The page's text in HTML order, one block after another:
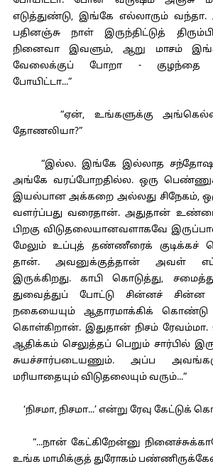
எடுத்துண்டு, இங்கே எல்லாரும்
பதினஞ்சு நாள் இருந்திட்டுத்
நினைவா இவளும், ஆறு மாசம்
வேலைக்குப் போறா - குழந்தை
போயிட்டா...”
“ஏன், உங்களுக்கு
தோணலியா?”
“இல்ல. இங்கே இல்லாத சந்தோஷம்
அங்கே வரப்போறதில்ல. ஒரு
இயல்பான அக்கறை அல்லது சிநேகம்,
வளர்ப்பது வரைதான். அதுதான்
பிறகு விடுதலையானவளாகவே
மேலும் உப்புத் தண்ணீரைக் குடிக்கச்
தான். அவனுக்குத்தான் அவள்
இருக்கிறது. காபி கொடுத்து,
துவைத்துப் போட்டு சின்னச் சின்ன
நகையையும் ஆதாரமாக்கிக்
கொள்கிறான். இதுதான் நிசம்
ஆதிக்கம் செலுத்தப் பெறும் சார்பில்
சுயச்சார்படையணும். அப்ப
மரியாதையும் விடுதலையும் வரும்...”
‘நிசமா, நிசமா...’ என்று ரேவு கேட்டுக்
“...நான் கேட்கிறேன்னு
உங்க மாமிக்குத் துரோகம்